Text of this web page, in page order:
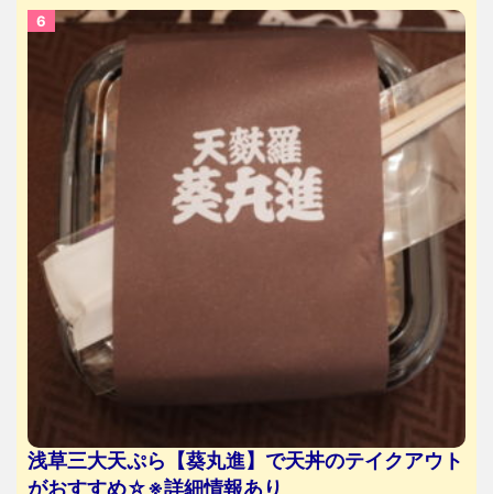
浅草三大天ぷら【葵丸進】で天丼のテイクアウト
がおすすめ☆※詳細情報あり